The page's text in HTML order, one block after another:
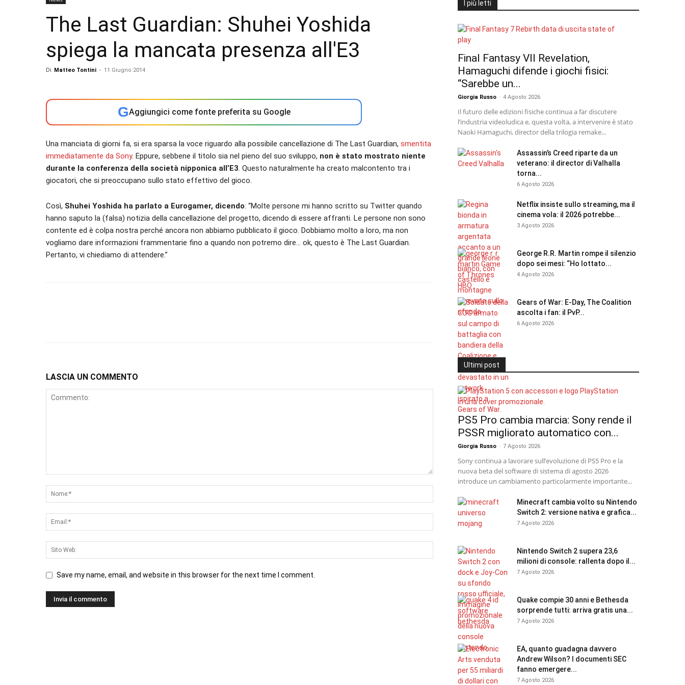
The Last Guardian: Shuhei Yoshida
spiega la mancata presenza all'E3
Di Matteo Tontini - 11 Giugno 2014
GAggiungici come fonte preferita su Google
Una manciata di giorni fa, si era sparsa la voce riguardo alla possibile cancellazione di The Last Guardian, smentita
immediatamente da Sony. Eppure, sebbene il titolo sia nel pieno del suo sviluppo, non è stato mostrato niente
durante la conferenza della società nipponica all’E3. Questo naturalmente ha creato malcontento tra i
giocatori, che si preoccupano sullo stato effettivo del gioco.
Così, Shuhei Yoshida ha parlato a Eurogamer, dicendo: “Molte persone mi hanno scritto su Twitter quando
hanno saputo la (falsa) notizia della cancellazione del progetto, dicendo di essere affranti. Le persone non sono
contente ed è colpa nostra perché ancora non abbiamo pubblicato il gioco. Dobbiamo molto a loro, ma non
vogliamo dare informazioni frammentarie fino a quando non potremo dire… ok, questo è The Last Guardian.
Pertanto, vi chiediamo di attendere.”
LASCIA UN COMMENTO
Save my name, email, and website in this browser for the next time I comment.
I più letti
Final Fantasy VII Revelation,
Hamaguchi difende i giochi fisici:
“Sarebbe un...
Giorgia Russo - 4 Agosto 2026
Il futuro delle edizioni fisiche continua a far discutere
l’industria videoludica e, questa volta, a intervenire è stato
Naoki Hamaguchi, director della trilogia remake...
Assassin’s Creed riparte da un
veterano: il director di Valhalla
torna...
6 Agosto 2026
Netflix insiste sullo streaming, ma il
cinema vola: il 2026 potrebbe...
3 Agosto 2026
George R.R. Martin rompe il silenzio
dopo sei mesi: “Ho lottato...
4 Agosto 2026
Gears of War: E-Day, The Coalition
ascolta i fan: il PvP...
6 Agosto 2026
Ultimi post
PS5 Pro cambia marcia: Sony rende il
PSSR migliorato automatico con...
Giorgia Russo - 7 Agosto 2026
Sony continua a lavorare sull’evoluzione di PS5 Pro e la
nuova beta del software di sistema di agosto 2026
introduce un cambiamento particolarmente importante...
Minecraft cambia volto su Nintendo
Switch 2: versione nativa e grafica...
7 Agosto 2026
Nintendo Switch 2 supera 23,6
milioni di console: rallenta dopo il...
7 Agosto 2026
Quake compie 30 anni e Bethesda
sorprende tutti: arriva gratis una...
7 Agosto 2026
EA, quanto guadagna davvero
Andrew Wilson? I documenti SEC
fanno emergere...
7 Agosto 2026